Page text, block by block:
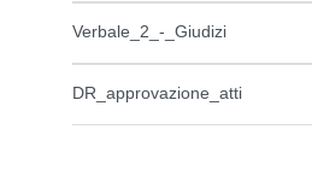
Verbale_2_-_Giudizi
DR_approvazione_atti